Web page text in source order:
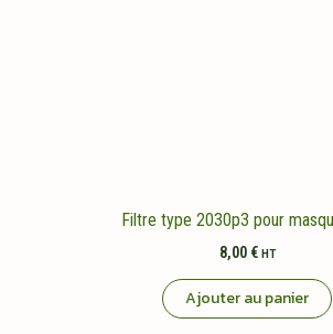
Filtre type 2030p3 pour
8,00 € HT
Ajouter au panier